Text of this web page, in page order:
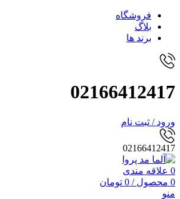
فروشگاه
بلاگ
برند ها
02166412417
ورود / ثبت نام
02166412417
0 علاقه مندی
0 محصول /
0 تومان
منو